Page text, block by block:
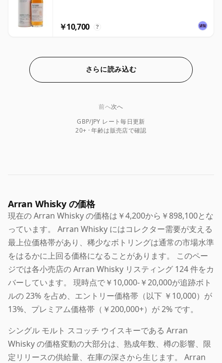
￥10,700 ?
さらに読み込む
GBP/JPY レート毎日更新
20+ · 年齢は販売店で確認
前へ次へ
Arran Whisky の価格
現在の Arran Whisky の価格は￥4,200から￥898,100とな
っています。 Arran Whisky にはコレクター需要が支える
最上位価格帯があり、稀少なボトリングは通常の市場水準
をはるかに上回る価格になることがあります。 このペー
ジでは各小売店の Arran Whisky リスティング 124 件をカ
バーしています。 現時点で￥10,000-￥20,000が追跡ボト
ルの 23% を占め、エントリー価格帯（以下 ￥10,000）が
13%、プレミアム価格帯（￥200,000+）が 2% です。
シングル モルト スコッチ ウイスキーである Arran
Whisky の価格変動の大部分は、熟成年数、樽の影響、限
定リリースの供給量、在庫の深さから生じます。 Arran